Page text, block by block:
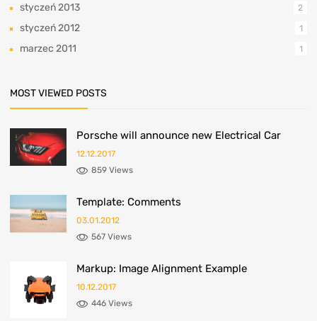
styczeń 2013 2
styczeń 2012 1
marzec 2011 1
MOST VIEWED POSTS
Porsche will announce new Electrical Car
12.12.2017
859 Views
Template: Comments
03.01.2012
567 Views
Markup: Image Alignment Example
10.12.2017
446 Views